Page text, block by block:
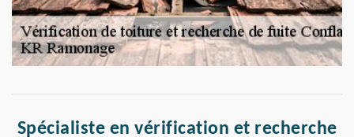
Spécialiste en vérification et recherche